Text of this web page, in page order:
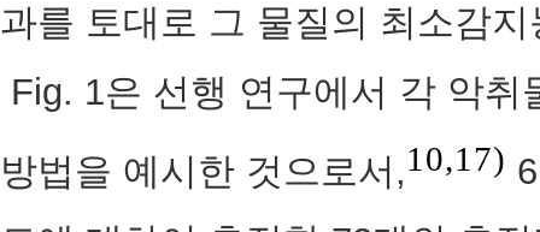
과를 토대로 그 물질의 최소감
Fig. 1은 선행 연구에서 각 악
방법을 예시한 것으로서,10,17)